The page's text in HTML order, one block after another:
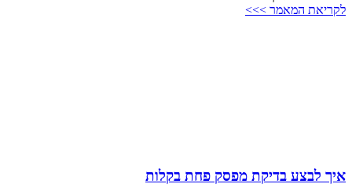
לקריאת המאמר >>>
איך לבצע בדיקת מפסק פחת בקלות